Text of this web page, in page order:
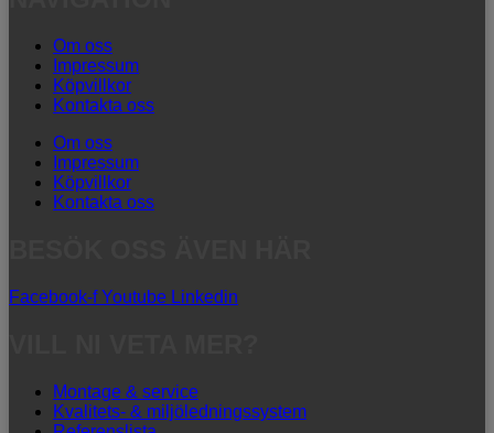
Om oss
Impressum
Köpvillkor
Kontakta oss
Om oss
Impressum
Köpvillkor
Kontakta oss
Facebook-f Youtube Linkedin
Montage & service
Kvalitets- & miljöledningssystem